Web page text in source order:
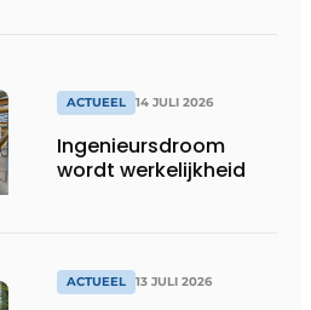
ACTUEEL 14 JULI 2026
Ingenieursdroom
wordt werkelijkheid
ACTUEEL 13 JULI 2026